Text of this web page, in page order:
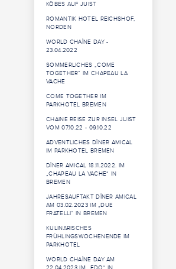
KÖBES AUF JUIST
ROMANTIK HOTEL REICHSHOF,
NORDEN
WORLD CHAÎNE DAY -
23.04.2022
SOMMERLICHES „COME
TOGETHER“ IM CHAPEAU LA
VACHE
COME TOGETHER IM
PARKHOTEL BREMEN
CHAINE REISE ZUR INSEL JUIST
VOM 07.10.22 - 09.10.22
ADVENTLICHES DÎNER AMICAL
IM PARKHOTEL BREMEN
DÎNER AMICAL 18.11.2022. IM
„CHAPEAU LA VACHE“ IN
BREMEN
JAHRESAUFTAKT DÎNER AMICAL
AM 03.02.2023 IM „DUE
FRATELLI“ IN BREMEN
KULINARISCHES
FRÜHLINGSWOCHENENDE IM
PARKHOTEL
WORLD CHAÎNE DAY AM